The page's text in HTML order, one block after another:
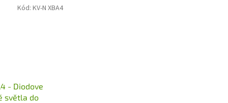
- Diodove
světla do
Kód:KV-N XBA4